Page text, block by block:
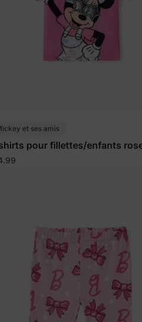
et ses amis
pour fillettes/enfants